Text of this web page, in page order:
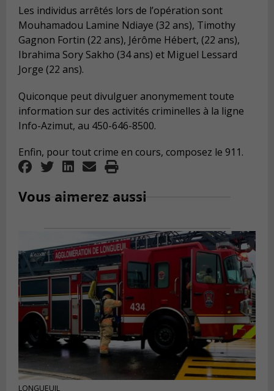
Les individus arrêtés lors de l’opération sont
Mouhamadou Lamine Ndiaye (32 ans), Timothy
Gagnon Fortin (22 ans), Jérôme Hébert, (22 ans),
Ibrahima Sory Sakho (34 ans) et Miguel Lessard
Jorge (22 ans).
Quiconque peut divulguer anonymement toute
information sur des activités criminelles à la ligne
Info-Azimut, au 450-646-8500.
Enfin, pour tout crime en cours, composez le 911.
Vous aimerez aussi
LONGUEUIL